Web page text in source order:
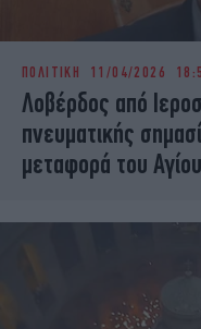
ΠΟΛΙΤΙΚΗ 11/04/2026
Λοβέρδος από
πνευματικής
μεταφορά του